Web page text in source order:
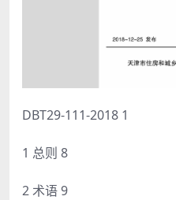
DBT29-111-2018 1
1 总则 8
2 术语 9